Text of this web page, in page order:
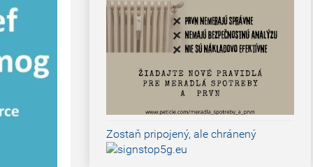
Zostaň pripojený, ale chránený